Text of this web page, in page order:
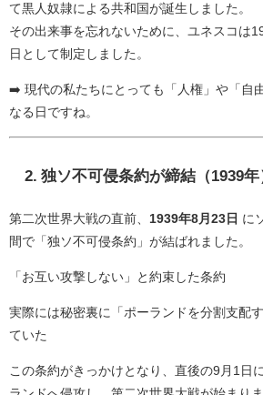
て黒人奴隷による共和国が誕生しました。
その出来事を忘れないために、ユネスコは
日として制定しました。
➡️ 現代の私たちにとっても「人権」や「自
なる日ですね。
2. 独ソ不可侵条約が締結（1939年
第二次世界大戦の直前、 1939年8月23日 に
間で「独ソ不可侵条約」が結ばれました。
「お互い攻撃しない」と約束した条約
実際には秘密裏に「ポーランドを分割支配
ていた
この条約がきっかけとなり、直後の9月1日